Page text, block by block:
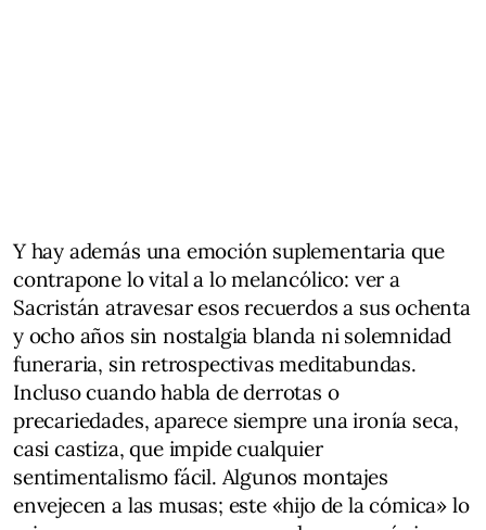
Y hay además una emoción suplementaria que
contrapone lo vital a lo melancólico: ver a
Sacristán atravesar esos recuerdos a sus ochenta
y ocho años sin nostalgia blanda ni solemnidad
funeraria, sin retrospectivas meditabundas.
Incluso cuando habla de derrotas o
precariedades, aparece siempre una ironía seca,
casi castiza, que impide cualquier
sentimentalismo fácil. Algunos montajes
envejecen a las musas; este «hijo de la cómica» lo